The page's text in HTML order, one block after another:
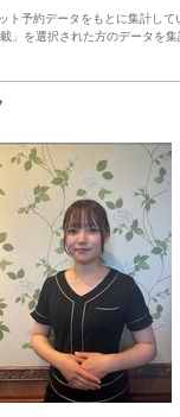
予約データをもとに集計して
を選択された方のデータを集